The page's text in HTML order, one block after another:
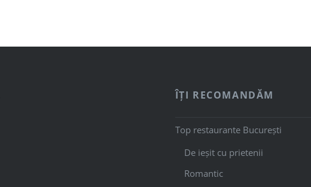
ÎȚI RECOMANDĂM
Top restaurante București
De ieșit cu prietenii
Romantic